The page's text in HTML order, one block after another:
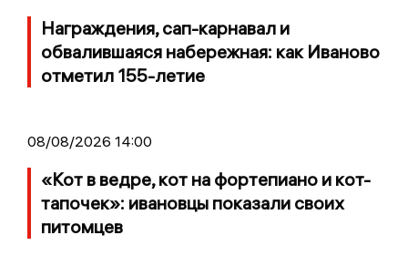
Награждения, сап-карнавал и
обвалившаяся набережная: как Иваново
отметил 155-летие
08/08/2026 14:00
«Кот в ведре, кот на фортепиано и кот-
тапочек»: ивановцы показали своих
питомцев